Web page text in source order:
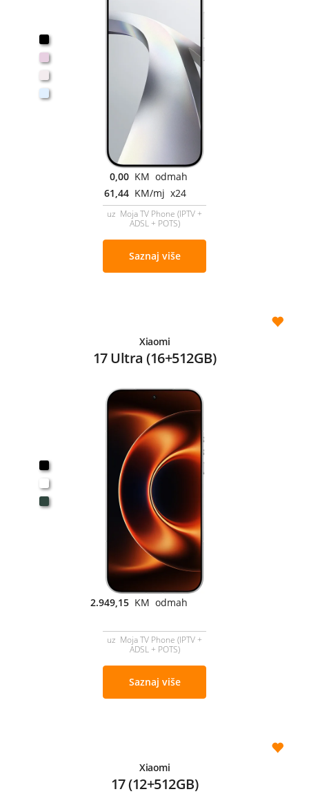
0,00 KM odmah
61,44 KM/mj x24
uz Moja TV Phone (IPTV +
ADSL + POTS)
Saznaj više
Xiaomi
17 Ultra (16+512GB)
2.949,15 KM odmah
uz Moja TV Phone (IPTV +
ADSL + POTS)
Saznaj više
Xiaomi
17 (12+512GB)